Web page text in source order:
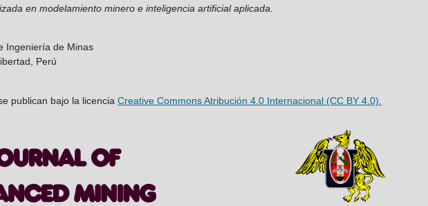
en modelamiento minero e inteligencia artificial aplicada.
Ingeniería de Minas
Perú
publican bajo la licencia Creative Commons Atribución 4.0 Internacional (CC BY 4.0).